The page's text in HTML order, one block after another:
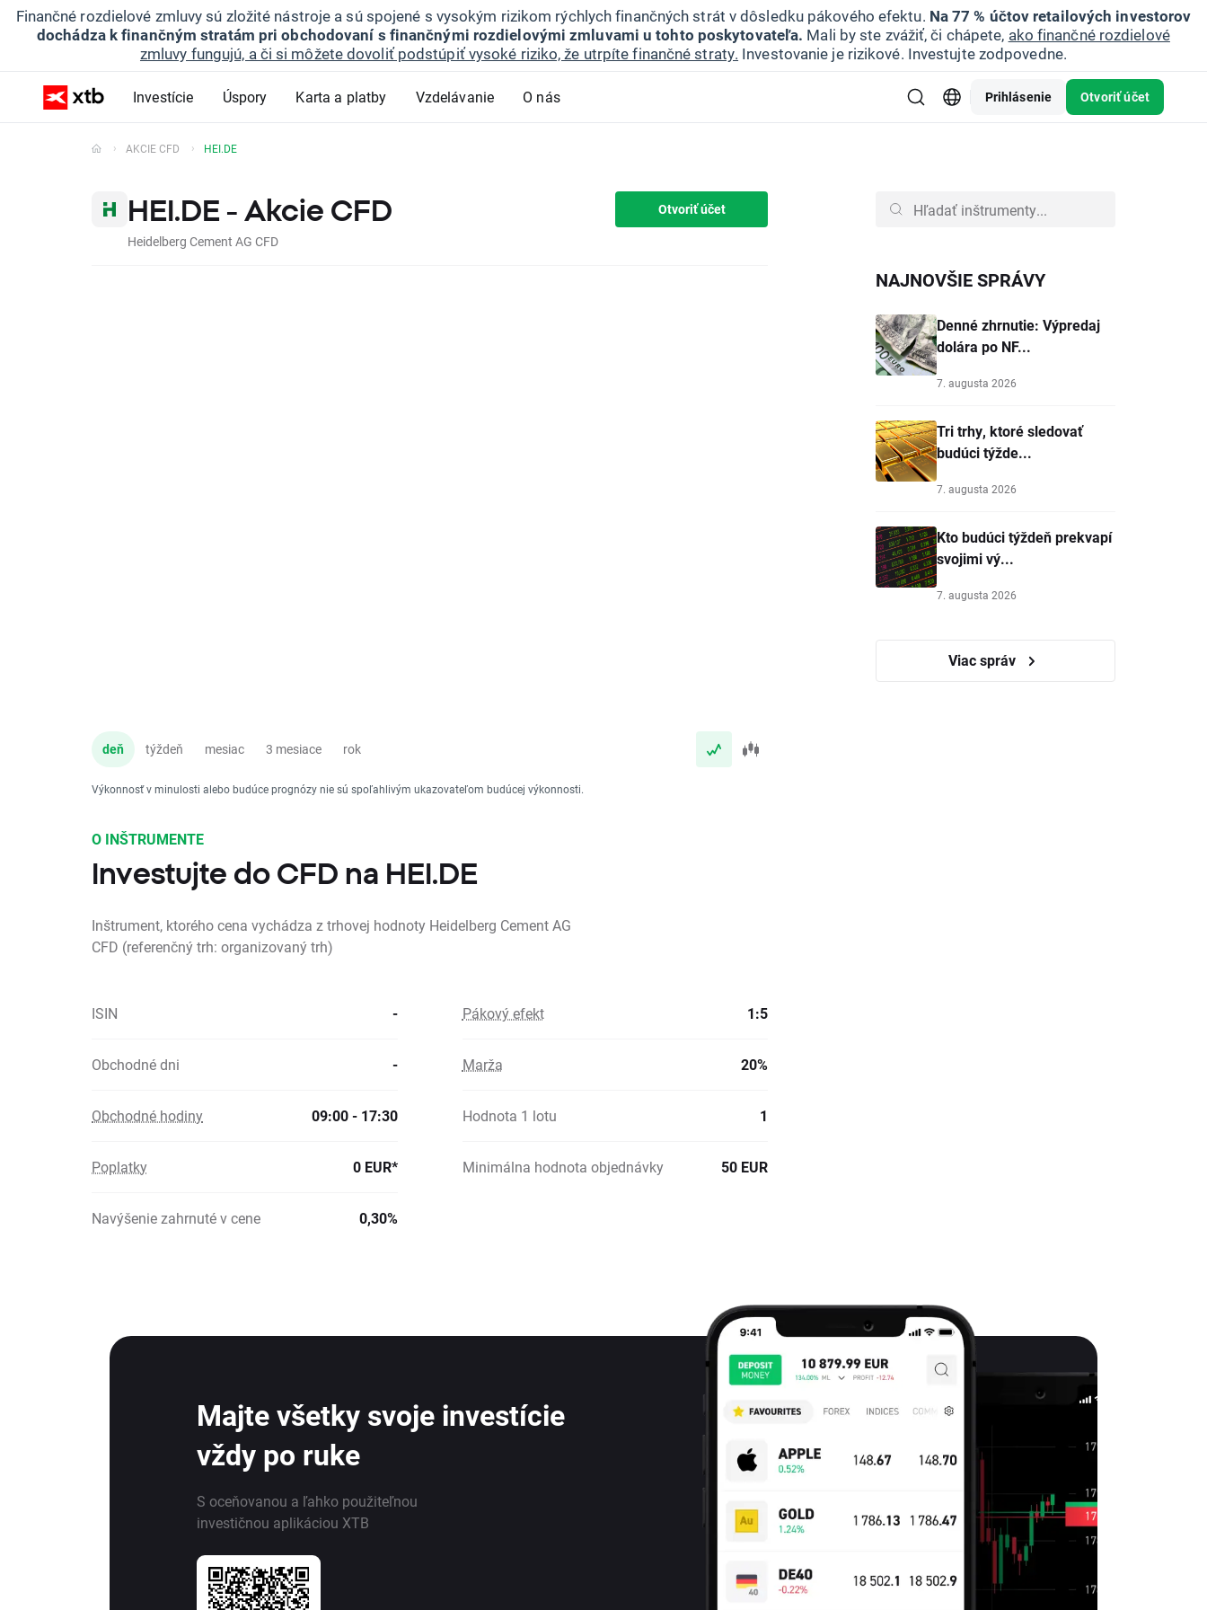
Finančné rozdielové zmluvy sú zložité nástroje a sú spojené s vysokým rizikom rýchlych finančných strát v dôsledku pákového efektu. Na 77 % účtov retailových investorov
dochádza k finančným stratám pri obchodovaní s finančnými rozdielovými zmluvami u tohto poskytovateľa. Mali by ste zvážiť, či chápete, ako finančné rozdielové
zmluvy fungujú, a či si môžete dovoliť podstúpiť vysoké riziko, že utrpíte finančné straty. Investovanie je rizikové. Investujte zodpovedne.
Investície Úspory Karta a platby Vzdelávanie O nás Prihlásenie Otvoriť účet
AKCIE CFD HEI.DE
HEI.DE - Akcie CFD
Heidelberg Cement AG CFD
Otvoriť účet
deň týždeň mesiac 3 mesiace rok
Výkonnosť v minulosti alebo budúce prognózy nie sú spoľahlivým ukazovateľom budúcej výkonnosti.
NAJNOVŠIE SPRÁVY
Denné zhrnutie: Výpredaj
dolára po NF...
7. augusta 2026
Tri trhy, ktoré sledovať
budúci týžde...
7. augusta 2026
Kto budúci týždeň prekvapí
svojimi vý...
7. augusta 2026
Viac správ
O INŠTRUMENTE
Investujte do CFD na HEI.DE
Inštrument, ktorého cena vychádza z trhovej hodnoty Heidelberg Cement AG
CFD (referenčný trh: organizovaný trh)
ISIN - Pákový efekt 1:5
Obchodné dni - Marža 20%
Obchodné hodiny 09:00 - 17:30 Hodnota 1 lotu 1
Poplatky 0 EUR* Minimálna hodnota objednávky 50 EUR
Navýšenie zahrnuté v cene 0,30%
Majte všetky svoje investície
vždy po ruke
S oceňovanou a ľahko použiteľnou
investičnou aplikáciou XTB